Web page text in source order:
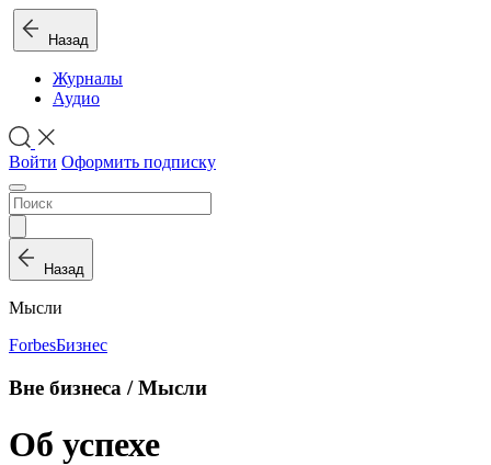
Назад
Журналы
Аудио
Войти Оформить подписку
Назад
Мысли
ForbesБизнес
Вне бизнеса / Мысли
Об успехе